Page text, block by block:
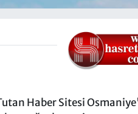
Haber Sitesi